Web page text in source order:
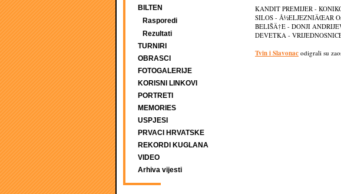
BILTEN
Rasporedi
Rezultati
TURNIRI
OBRASCI
FOTOGALERIJE
KORISNI LINKOVI
PORTRETI
MEMORIES
USPJESI
PRVACI HRVATSKE
REKORDI KUGLANA
VIDEO
Arhiva vijesti
KANDIT PREMIJER -
SILOS - Å½ELJEZNIÄŒAR
BELIŠÄ†E - DONJI
DEVETKA -
Tvin i Slavonac odigrali su